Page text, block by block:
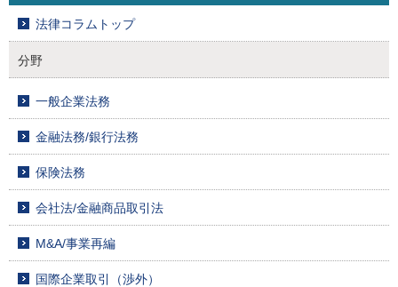
法律コラムトップ
分野
一般企業法務
金融法務/銀行法務
保険法務
会社法/金融商品取引法
M&A/事業再編
国際企業取引（渉外）